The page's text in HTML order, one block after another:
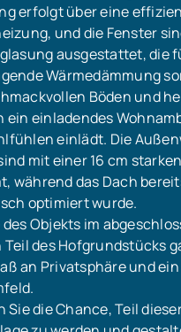
erfolgt über eine
und die Fenster
ausgestattet, die
Wärmedämmung
Böden und
ein einladendes
einlädt. Die
mit einer 16 cm
während das Dach
optimiert wurde.
des Objekts im
des Hofgrundstücks
an Privatsphäre und
Sie die Chance, Teil